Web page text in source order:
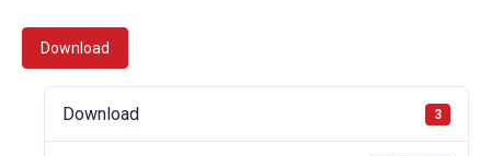
Download
Download 3